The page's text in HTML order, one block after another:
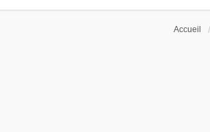
Accueil